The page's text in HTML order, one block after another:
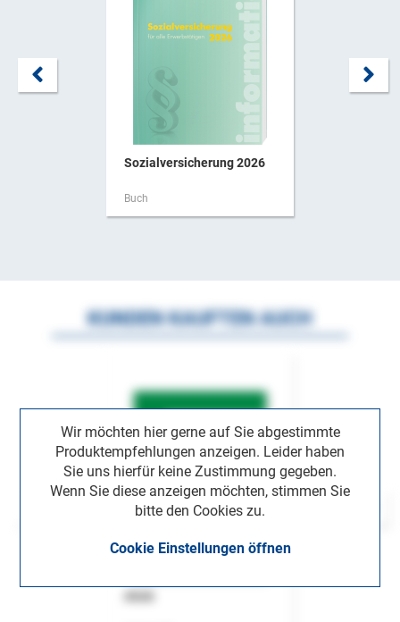
Sozialversicherung 2026
Buch
Wir möchten hier gerne auf Sie abgestimmte
Produktempfehlungen anzeigen. Leider haben
Sie uns hierfür keine Zustimmung gegeben.
Wenn Sie diese anzeigen möchten, stimmen Sie
bitte den Cookies zu.
Cookie Einstellungen öffnen
KUNDEN KAUFTEN AUCH